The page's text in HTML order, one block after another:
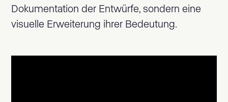
Dokumentation der Entwürfe, sondern eine
visuelle Erweiterung ihrer Bedeutung.